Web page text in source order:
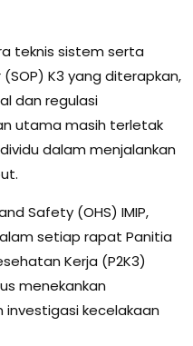
teknis sistem serta
K3 yang diterapkan,
dan regulasi
utama masih terletak
dalam menjalankan
Safety (OHS) IMIP,
setiap rapat Panitia
Kerja (P2K3)
menekankan
kecelakaan